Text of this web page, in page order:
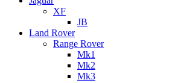
XF
JB
Land Rover
Range Rover
Mk1
Mk2
Mk3